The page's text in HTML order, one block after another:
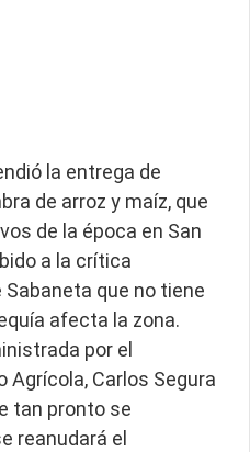
la entrega de
de arroz y maíz, que
de la época en San
a la crítica
que no tiene
afecta la zona.
por el
Agrícola, Carlos Segura
tan pronto se
reanudará el